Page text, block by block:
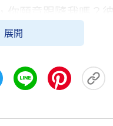
慌忙轉過身來，
晚灰色的衣服稍
國福音的主嗎？我
展開